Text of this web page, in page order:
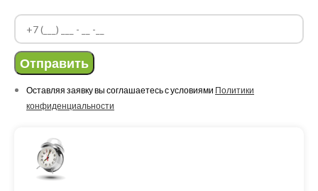
Отправить
Оставляя заявку вы соглашаетесь с условиями Политики
конфиденциальности